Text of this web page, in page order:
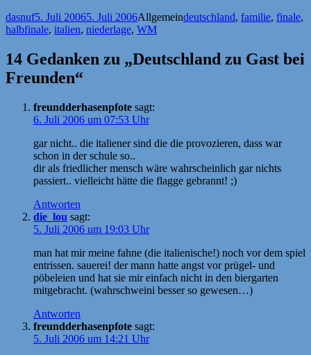
Autor
dasnufVeröffentlicht
am
5. Juli 20065. Juli 2006Kategorien
AllgemeinSchlagwörter
deutschland, familie, finale,
halbfinale, italien, niederlage, WM
14 Gedanken zu „Deutschland zu Gast bei
Freunden“
freundderhasenpfote sagt:
6. Juli 2006 um 07:53 Uhr
gar nicht.. die italiener sind die die provozieren, dass war
schon in der schule so..
dir als friedlicher mensch wäre wahrscheinlich gar nichts
passiert.. vielleicht hätte die flagge gebrannt! ;)
Antworten
die_lou sagt:
5. Juli 2006 um 19:03 Uhr
man hat mir meine fahne (die italienische!) noch vor dem spiel
entrissen. sauerei! der mann hatte angst vor prügel- und
pöbeleien und hat sie mir einfach nicht in den biergarten
mitgebracht. (wahrschweini besser so gewesen…)
Antworten
freundderhasenpfote sagt:
5. Juli 2006 um 14:21 Uhr